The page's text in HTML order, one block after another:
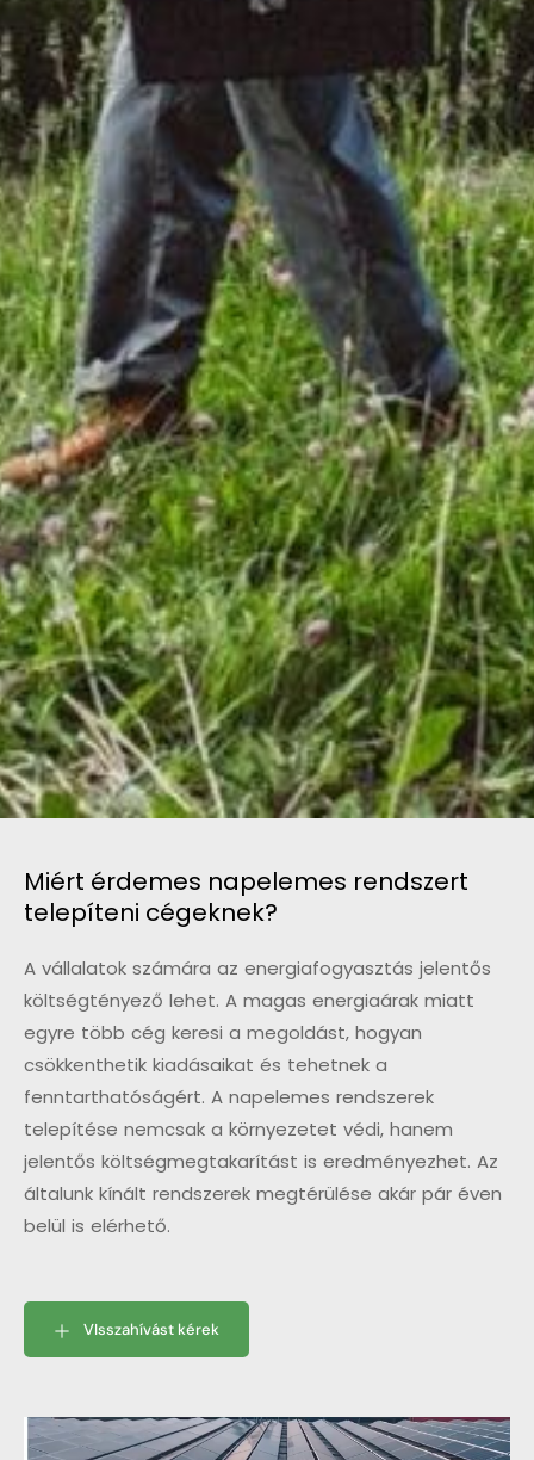
Miért érdemes napelemes rendszert
telepíteni cégeknek?
A vállalatok számára az energiafogyasztás jelentős
költségtényező lehet. A magas energiaárak miatt
egyre több cég keresi a megoldást, hogyan
csökkenthetik kiadásaikat és tehetnek a
fenntarthatóságért. A napelemes rendszerek
telepítése nemcsak a környezetet védi, hanem
jelentős költségmegtakarítást is eredményezhet. Az
általunk kínált rendszerek megtérülése akár pár éven
belül is elérhető.
VIsszahívást kérek